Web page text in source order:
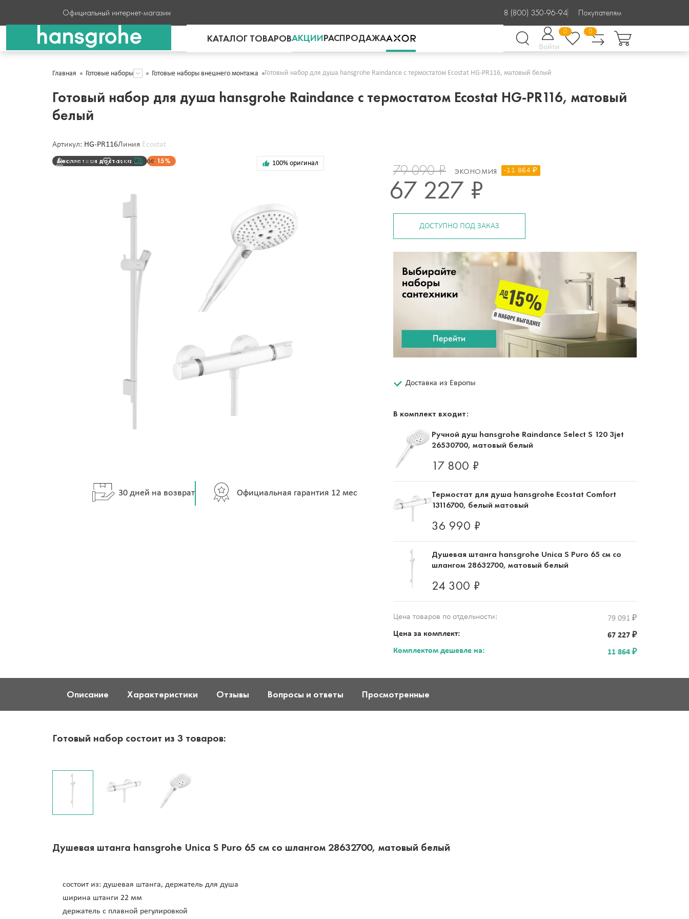
Официальный интернет-магазин 8 (800) 350-96-94 Покупателям
КАТАЛОГ ТОВАРОВАКЦИИРАСПРОДАЖА
Войти
0 0
Главная Готовые наборы Готовые наборы внешнего монтажа Готовый набор для душа hansgrohe Raindance с термостатом Ecostat HG-PR116, матовый белый
Готовый набор для душа hansgrohe Raindance с термостатом Ecostat HG-PR116, матовый
белый
Артикул: HG-PR116Линия Ecostat
Сравнить В избранное
Бесплатная доставка 15% 100% оригинал
30 дней на возврат Официальная гарантия 12 мес
79 090 ₽ ЭКОНОМИЯ -11 864 ₽
67 227 ₽
ДОСТУПНО ПОД ЗАКАЗ
Доставка из Европы
В комплект входит:
Ручной душ hansgrohe Raindance Select S 120 3jet
26530700, матовый белый
17 800 ₽
Термостат для душа hansgrohe Ecostat Comfort
13116700, белый матовый
36 990 ₽
Душевая штанга hansgrohe Unica S Puro 65 см со
шлангом 28632700, матовый белый
24 300 ₽
Цена товаров по отдельности:
79 091 ₽
Цена за комплект:
67 227 ₽
Комплектом дешевле на:
11 864 ₽
Описание Характеристики Отзывы Вопросы и ответы Просмотренные
Готовый набор состоит из 3 товаров:
Душевая штанга hansgrohe Unica S Puro 65 см со шлангом 28632700, матовый белый
состоит из: душевая штанга, держатель для душа
ширина штанги 22 мм
держатель с плавной регулировкой